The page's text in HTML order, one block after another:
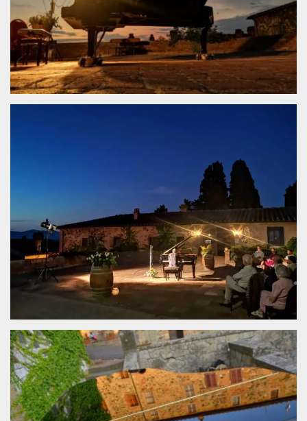
Nome
Dominio
Scadenza Descrizione
cf_clearance
Cloudflare,
Inc.
.oooh.events
1 anno
Clearance
Cookie from
CloudFlare
stores the proof
of challenge
passed. It is
required to
reach origin
server.
Inc.
.oooh.events
Sessione
Cookie di
Wordpress,
verifica che il
browser accetti i
cookie.
PHPSESSID
PHP.net
oooh.events
Sessione
Cookie
generato da
applicazioni
basate sul
linguaggio PHP.
Si tratta di un
identificatore
generico
utilizzato per
mantenere le
variabili di
sessione utente.
Normalmente è
un numero
generato in
modo casuale, il
modo in cui
viene utilizzato